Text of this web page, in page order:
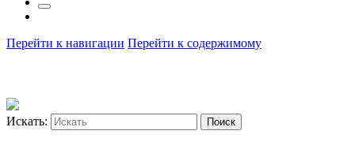
Перейти к навигации Перейти к содержимому
Искать: